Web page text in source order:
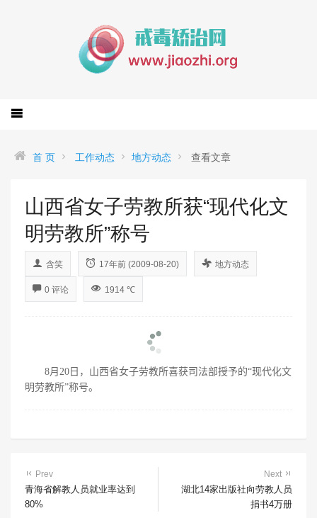
首 页 工作动态 地方动态 查看文章
山西省女子劳教所获“现代化文
明劳教所”称号
含笑 17年前 (2009-08-20) 地方动态
0 评论 1914 ℃
8月20日，山西省女子劳教所喜获司法部授予的“现代化文
明劳教所”称号。
Prev
青海省解教人员就业率达到
80%
Next
湖北14家出版社向劳教人员
捐书4万册